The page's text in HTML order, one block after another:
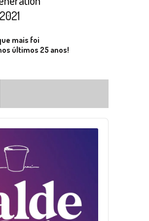
mais foi
últimos 25 anos!